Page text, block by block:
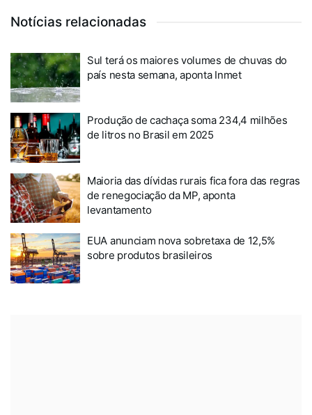
Notícias relacionadas
Sul terá os maiores volumes de chuvas do
país nesta semana, aponta Inmet
Produção de cachaça soma 234,4 milhões
de litros no Brasil em 2025
Maioria das dívidas rurais fica fora das regras
de renegociação da MP, aponta
levantamento
EUA anunciam nova sobretaxa de 12,5%
sobre produtos brasileiros